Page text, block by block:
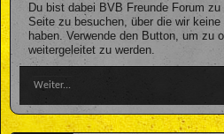
Du bist dabei BVB Freunde Forum
Seite zu besuchen, über die wir keine
haben. Verwende den Button, um zu
weitergeleitet zu werden.
Weiter...